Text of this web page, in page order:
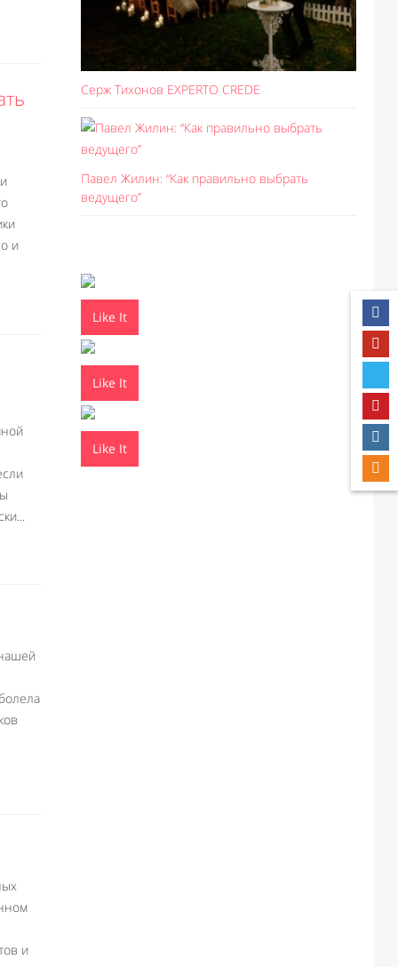
и
и
Серж Тихонов EXPERTO CREDE
Павел Жилин: “Как правильно выбрать
ведущего”
Like It
Like It
Like It